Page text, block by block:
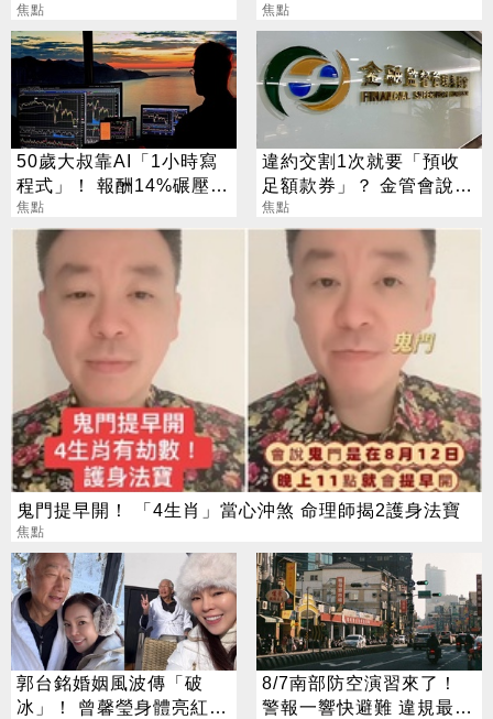
焦點
越旺
焦點
50歲大叔靠AI「1小時寫
程式」！ 報酬14%碾壓標
普 直接辭職去炒股
焦點
違約交割1次就要「預收
足額款券」？ 金管會說話
了
焦點
鬼門提早開！ 「4生肖」當心沖煞 命理師揭2護身法寶
焦點
郭台銘婚姻風波傳「破
冰」！ 曾馨瑩身體亮紅燈
8/7南部防空演習來了！
警報一響快避難 違規最高